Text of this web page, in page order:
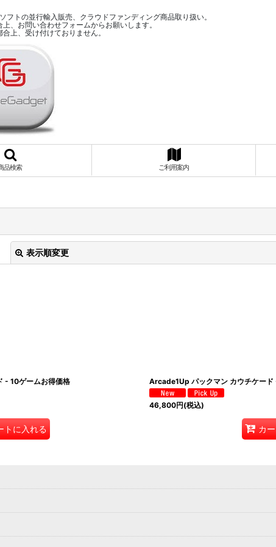
トの並行輸入販売、クラウドファンディング商品取り扱い。
、お問い合わせフォームからお願いします。
上、受け付けておりません。
品検索 ご利用案内
表示順変更
- 10ゲームお得価格
トに入れる
Arcade1Up パックマン カウチケー
46,800円(税込)
カ